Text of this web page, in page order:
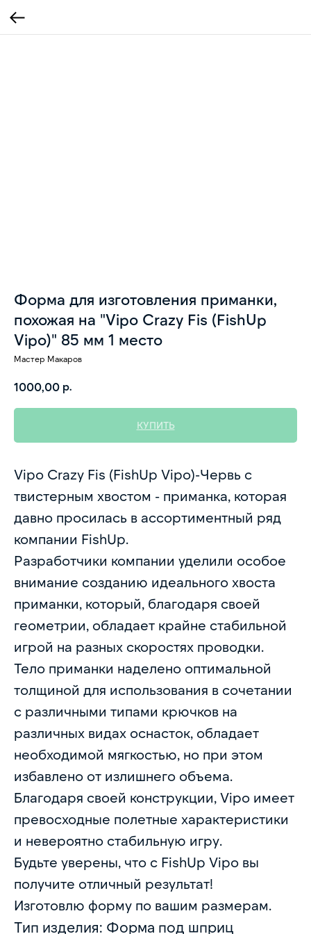
Форма для изготовления приманки,
похожая на "Vipo Crazy Fis (FishUp
Vipo)" 85 мм 1 место
Мастер Макаров
1000,00 р.
КУПИТЬ
Vipo Crazy Fis (FishUp Vipo)-Червь с
твистерным хвостом - приманка, которая
давно просилась в ассортиментный ряд
компании FishUp.
Разработчики компании уделили особое
внимание созданию идеального хвоста
приманки, который, благодаря своей
геометрии, обладает крайне стабильной
игрой на разных скоростях проводки.
Тело приманки наделено оптимальной
толщиной для использования в сочетании
с различными типами крючков на
различных видах оснасток, обладает
необходимой мягкостью, но при этом
избавлено от излишнего объема.
Благодаря своей конструкции, Vipo имеет
превосходные полетные характеристики
и невероятно стабильную игру.
Будьте уверены, что с FishUp Vipo вы
получите отличный результат!
Изготовлю форму по вашим размерам.
Тип изделия: Форма под шприц